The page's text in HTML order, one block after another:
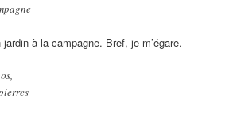
à la campagne. Bref, je m’égare.